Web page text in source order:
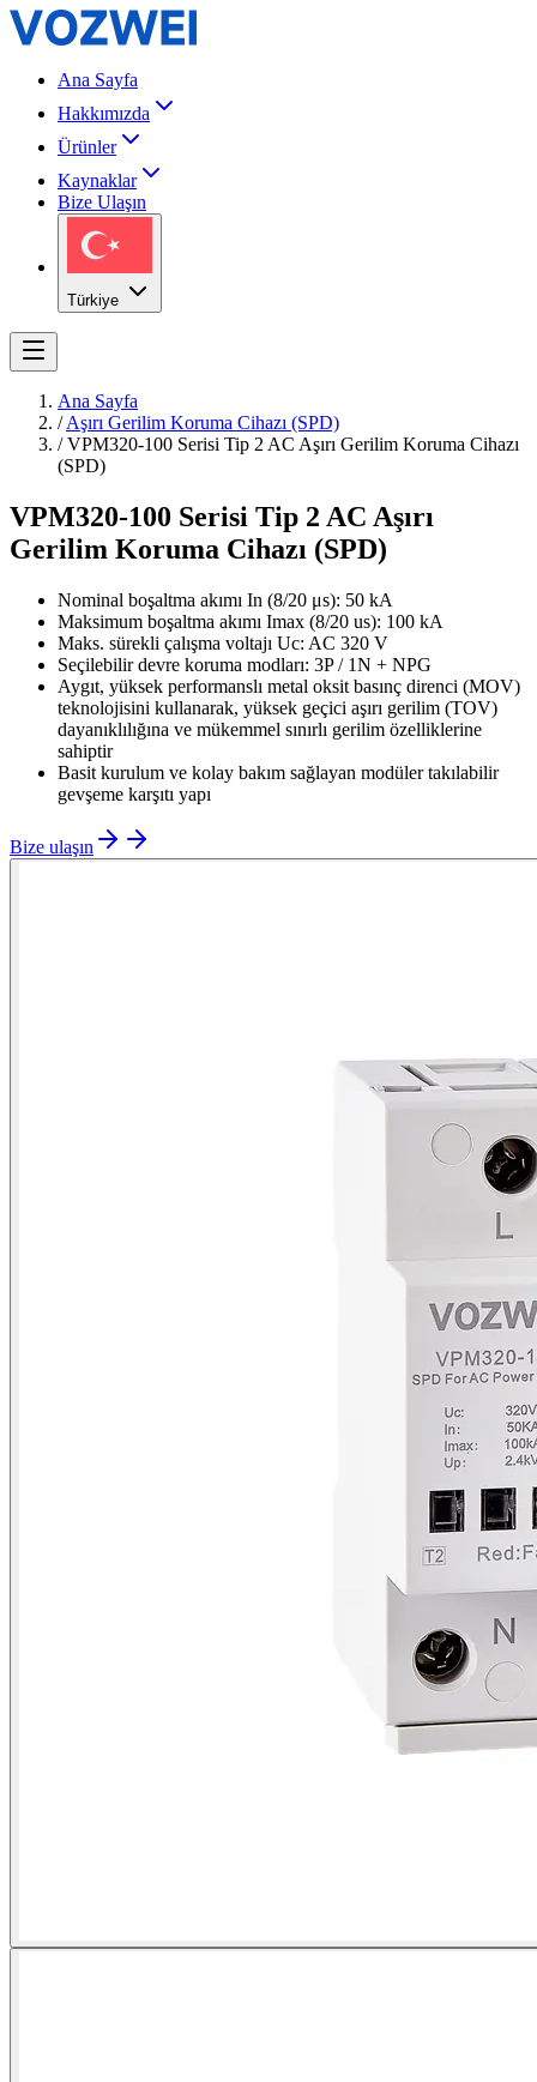
Ana Sayfa
Hakkımızda
Ürünler
Kaynaklar
Bize Ulaşın
Türkiye
Ana Sayfa
/Aşırı Gerilim Koruma Cihazı (SPD)
/VPM320-100 Serisi Tip 2 AC Aşırı Gerilim Koruma Cihazı
(SPD)
VPM320-100 Serisi Tip 2 AC Aşırı
Gerilim Koruma Cihazı (SPD)
Nominal boşaltma akımı In (8/20 μs): 50 kA
Maksimum boşaltma akımı Imax (8/20 us): 100 kA
Maks. sürekli çalışma voltajı Uc: AC 320 V
Seçilebilir devre koruma modları: 3P / 1N + NPG
Aygıt, yüksek performanslı metal oksit basınç direnci (MOV)
teknolojisini kullanarak, yüksek geçici aşırı gerilim (TOV)
dayanıklılığına ve mükemmel sınırlı gerilim özelliklerine
sahiptir
Basit kurulum ve kolay bakım sağlayan modüler takılabilir
gevşeme karşıtı yapı
Bize ulaşın